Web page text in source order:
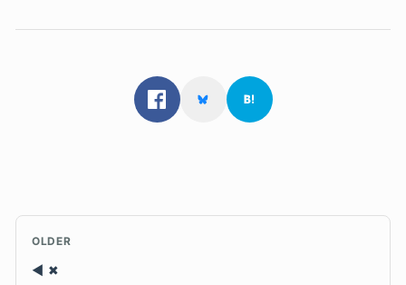
OLDER
✖